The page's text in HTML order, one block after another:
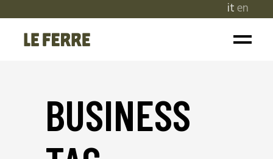
iten
BUSINESS